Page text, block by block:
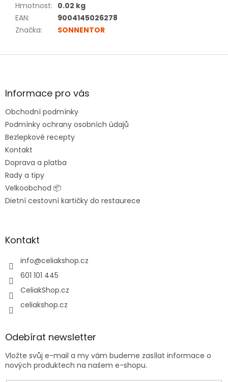
Hmotnost: 0.02 kg
EAN:
9004145026278
Značka: SONNENTOR
Z
aInformace pro vás
Obchodní podmínky
Podmínky ochrany osobních údajů
Bezlepkové recepty
Kontakt
Doprava a platba
Rady a tipy
Velkoobchod 📦
Dietní cestovní kartičky do restaurece
Kontakt
info@celiakshop.cz
601 101 445
CeliakShop.cz
celiakshop.cz
Odebírat newsletter
Vložte svůj e-mail a my vám budeme zasílat informace o
nových produktech na našem e-shopu.